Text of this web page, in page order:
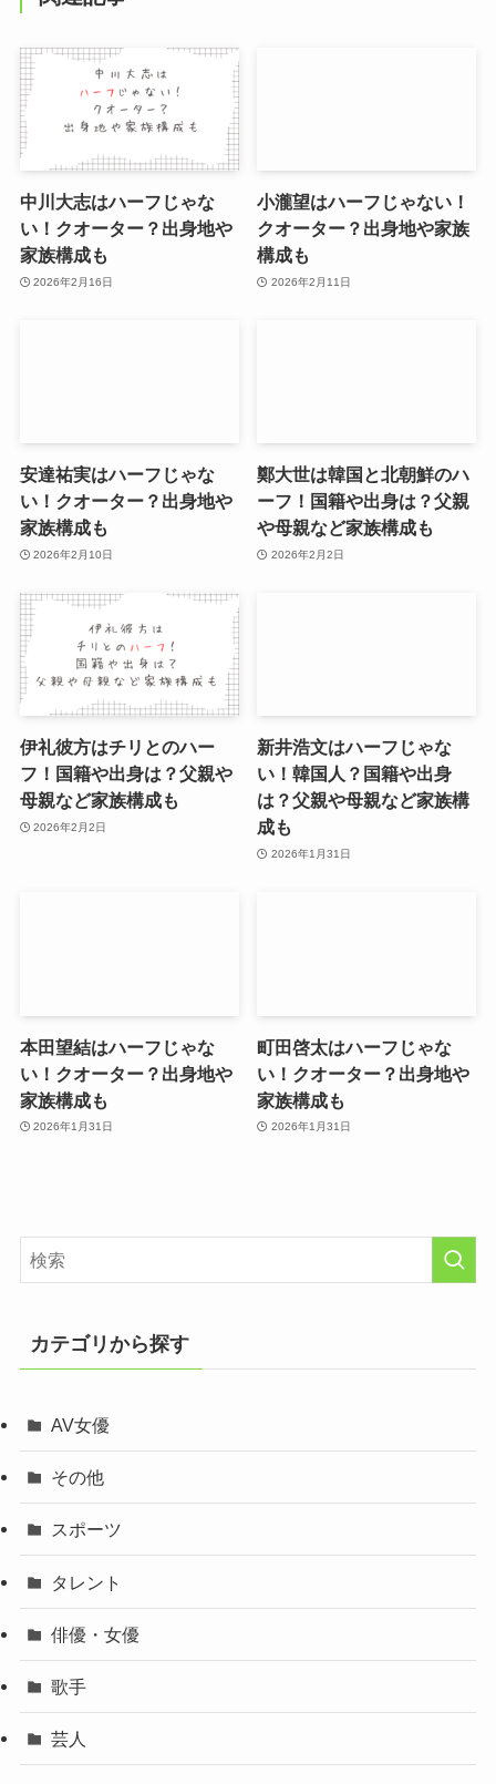
中川大志はハーフじゃな
い！クオーター？出身地や
家族構成も
2026年2月16日
小瀧望はハーフじゃない！
クオーター？出身地や家族
構成も
2026年2月11日
安達祐実はハーフじゃな
い！クオーター？出身地や
家族構成も
2026年2月10日
鄭大世は韓国と北朝鮮のハ
ーフ！国籍や出身は？父親
や母親など家族構成も
2026年2月2日
伊礼彼方はチリとのハー
フ！国籍や出身は？父親や
母親など家族構成も
2026年2月2日
新井浩文はハーフじゃな
い！韓国人？国籍や出身
は？父親や母親など家族構
成も
2026年1月31日
本田望結はハーフじゃな
い！クオーター？出身地や
家族構成も
2026年1月31日
町田啓太はハーフじゃな
い！クオーター？出身地や
家族構成も
2026年1月31日
カテゴリから探す
AV女優
その他
スポーツ
タレント
俳優・女優
歌手
芸人